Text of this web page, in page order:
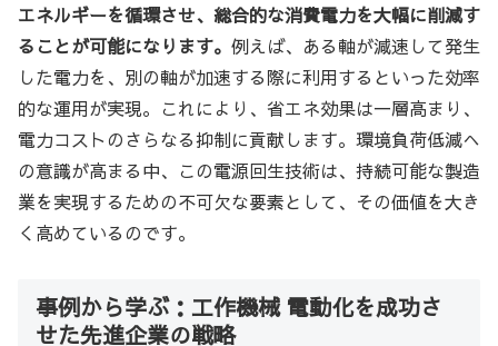
エネルギーを循環させ、総合的な消費電力を大幅に削減す
ることが可能になります。 例えば、ある軸が減速して発生
した電力を、別の軸が加速する際に利用するといった効率
的な運用が実現。これにより、省エネ効果は一層高まり、
電力コストのさらなる抑制に貢献します。環境負荷低減へ
の意識が高まる中、この電源回生技術は、持続可能な製造
業を実現するための不可欠な要素として、その価値を大き
く高めているのです。
事例から学ぶ：工作機械 電動化を成功さ
せた先進企業の戦略